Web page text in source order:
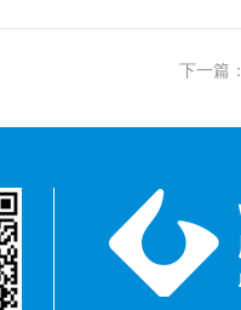
下一篇：